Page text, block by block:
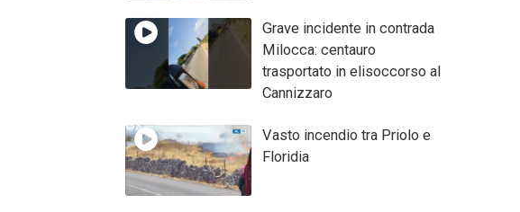
Grave incidente in contrada
Milocca: centauro
trasportato in elisoccorso al
Cannizzaro
Vasto incendio tra Priolo e
Floridia